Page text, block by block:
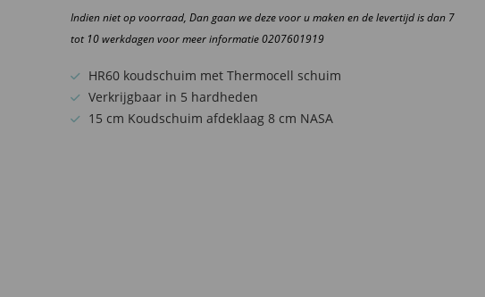
aantal
Indien niet op voorraad, Dan gaan we deze voor u maken en de levertijd is dan 7
tot 10 werkdagen voor meer informatie 0207601919
HR60 koudschuim met Thermocell schuim
Verkrijgbaar in 5 hardheden
15 cm Koudschuim afdeklaag 8 cm NASA